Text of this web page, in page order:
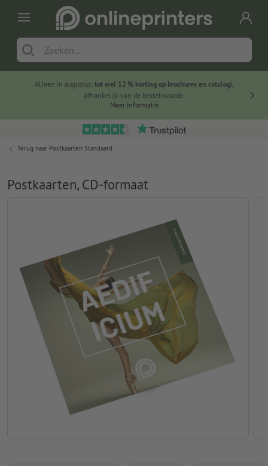
Alleen in augustus: tot wel 12 % korting op brochures en catalogi,
afhankelijk van de bestelwaarde.
Meer informatie
Terug naar Postkaarten Standaard
Postkaarten, CD-formaat